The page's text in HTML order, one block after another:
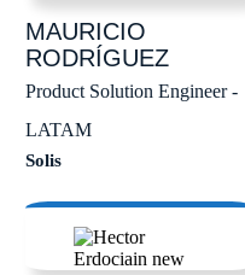
MAURICIO
RODRÍGUEZ
Product Solution Engineer -
LATAM
Solis